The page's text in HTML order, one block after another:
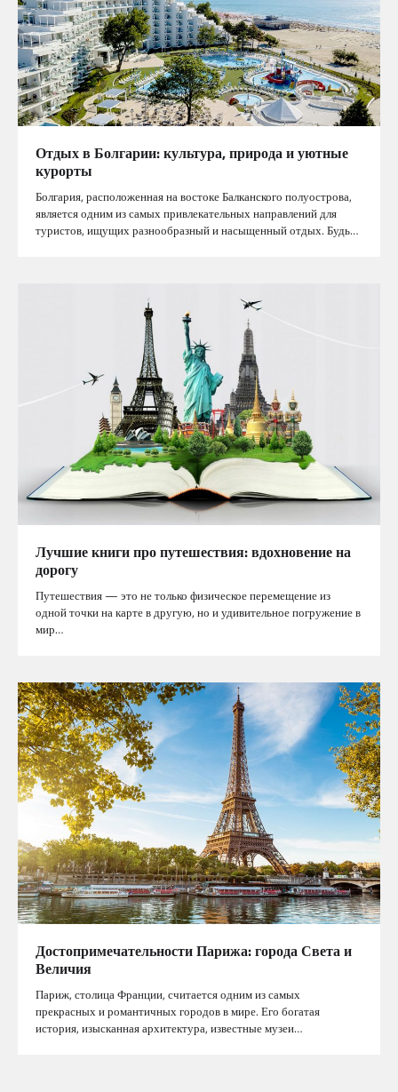
Отдых в Болгарии: культура, природа и уютные
курорты
Болгария, расположенная на востоке Балканского полуострова,
является одним из самых привлекательных направлений для
туристов, ищущих разнообразный и насыщенный отдых. Будь…
Лучшие книги про путешествия: вдохновение на
дорогу
Путешествия — это не только физическое перемещение из
одной точки на карте в другую, но и удивительное погружение в
мир…
Достопримечательности Парижа: города Света и
Величия
Париж, столица Франции, считается одним из самых
прекрасных и романтичных городов в мире. Его богатая
история, изысканная архитектура, известные музеи…